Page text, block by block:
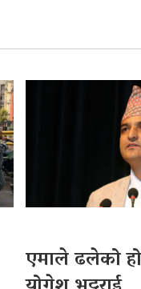
एमाले ढलेको